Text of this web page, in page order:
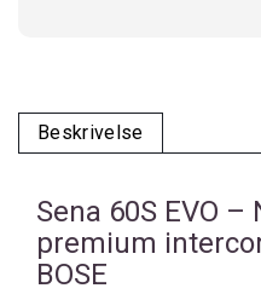
Beskrivelse
Sena 60S EVO
premium
BOSE